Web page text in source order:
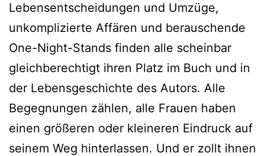
Lebensentscheidungen und Umzüge,
unkomplizierte Affären und berauschende
One-Night-Stands finden alle scheinbar
gleichberechtigt ihren Platz im Buch und in
der Lebensgeschichte des Autors. Alle
Begegnungen zählen, alle Frauen haben
einen größeren oder kleineren Eindruck auf
seinem Weg hinterlassen. Und er zollt ihnen